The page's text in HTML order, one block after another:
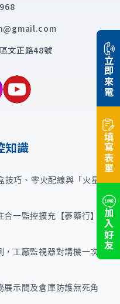
立即來電
填寫表單
加入好友
文正路48號
知識
巧、零火配線與「火星
一監控擴充【蔘藥行】
工廠監視器對講機一次
示間及倉庫防護無死角